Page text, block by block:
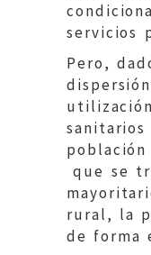
servicios
Pero,
población
que se
rural, la
de forma